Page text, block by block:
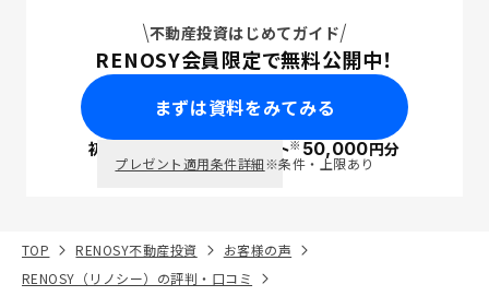
不動産投資はじめてガイド
RENOSY会員限定で無料公開中！
まずは資料をみてみる
初回面談で ポイント※50,000円分
プレゼント適用条件詳細※条件・上限あり
TOP RENOSY不動産投資
お客様の声
RENOSY（リノシー）の評判・口コミ